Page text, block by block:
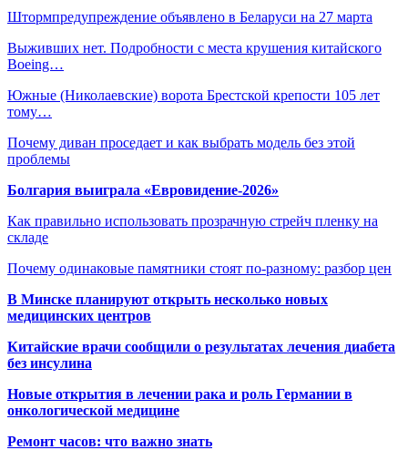
Штормпредупреждение объявлено в Беларуси на 27 марта
Выживших нет. Подробности с места крушения китайского
Boeing…
Южные (Николаевские) ворота Брестской крепости 105 лет
тому…
Почему диван проседает и как выбрать модель без этой
проблемы
Болгария выиграла «Евровидение-2026»
Как правильно использовать прозрачную стрейч пленку на
складе
Почему одинаковые памятники стоят по-разному: разбор цен
В Минске планируют открыть несколько новых
медицинских центров
Китайские врачи сообщили о результатах лечения диабета
без инсулина
Новые открытия в лечении рака и роль Германии в
онкологической медицине
Ремонт часов: что важно знать